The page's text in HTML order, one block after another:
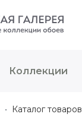
Коллекции
Каталог товаров